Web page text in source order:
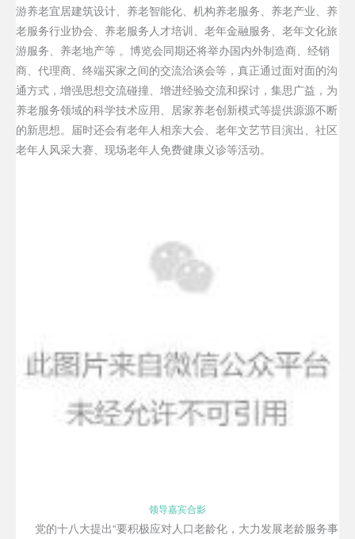
游养老宜居建筑设计、养老智能化、机构养老服务、养老产业、养
老服务行业协会、养老服务人才培训、老年金融服务、老年文化旅
游服务、养老地产等 。博览会同期还将举办国内外制造商、经销
商、代理商、终端买家之间的交流洽谈会等，真正通过面对面的沟
通方式，增强思想交流碰撞、增进经验交流和探讨，集思广益，为
养老服务领域的科学技术应用、居家养老创新模式等提供源源不断
的新思想。届时还会有老年人相亲大会、老年文艺节目演出、社区
老年人风采大赛、现场老年人免费健康义诊等活动。
领导嘉宾合影
党的十八大提出“要积极应对人口老龄化，大力发展老龄服务事